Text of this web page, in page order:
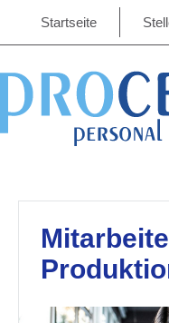
Startseite